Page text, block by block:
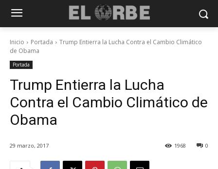
Inicio Portada
Trump Entierra la Lucha Contra el Cambio Climático
de Obama
Portada
Trump Entierra la Lucha
Contra el Cambio Climático de
Obama
29 marzo, 2017 0
1968